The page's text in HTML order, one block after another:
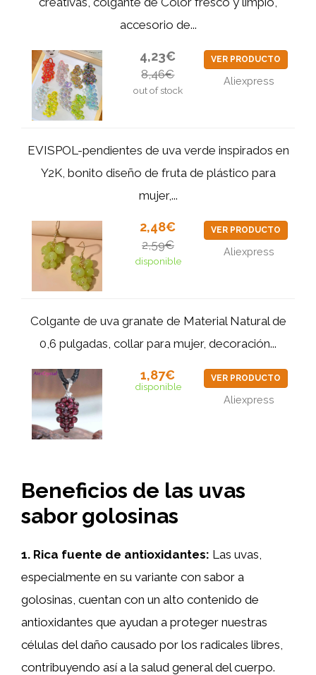
accesorio de...
4,23€
8,46€
out of stock
VER PRODUCTO
Aliexpress
EVISPOL-pendientes de uva verde inspirados en
Y2K, bonito diseño de fruta de plástico para
mujer,...
2,48€
2,59€
disponible
VER PRODUCTO
Aliexpress
Colgante de uva granate de Material Natural de
0,6 pulgadas, collar para mujer, decoración...
1,87€
disponible
VER PRODUCTO
Aliexpress
Beneficios de las uvas
sabor golosinas
1. Rica fuente de antioxidantes: Las uvas,
especialmente en su variante con sabor a
golosinas, cuentan con un alto contenido de
antioxidantes que ayudan a proteger nuestras
células del daño causado por los radicales libres,
contribuyendo así a la salud general del cuerpo.